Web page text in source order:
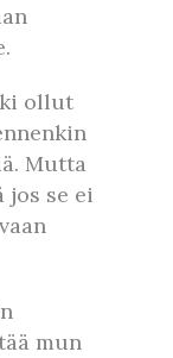
ollut
Mutta
jos se ei
mun